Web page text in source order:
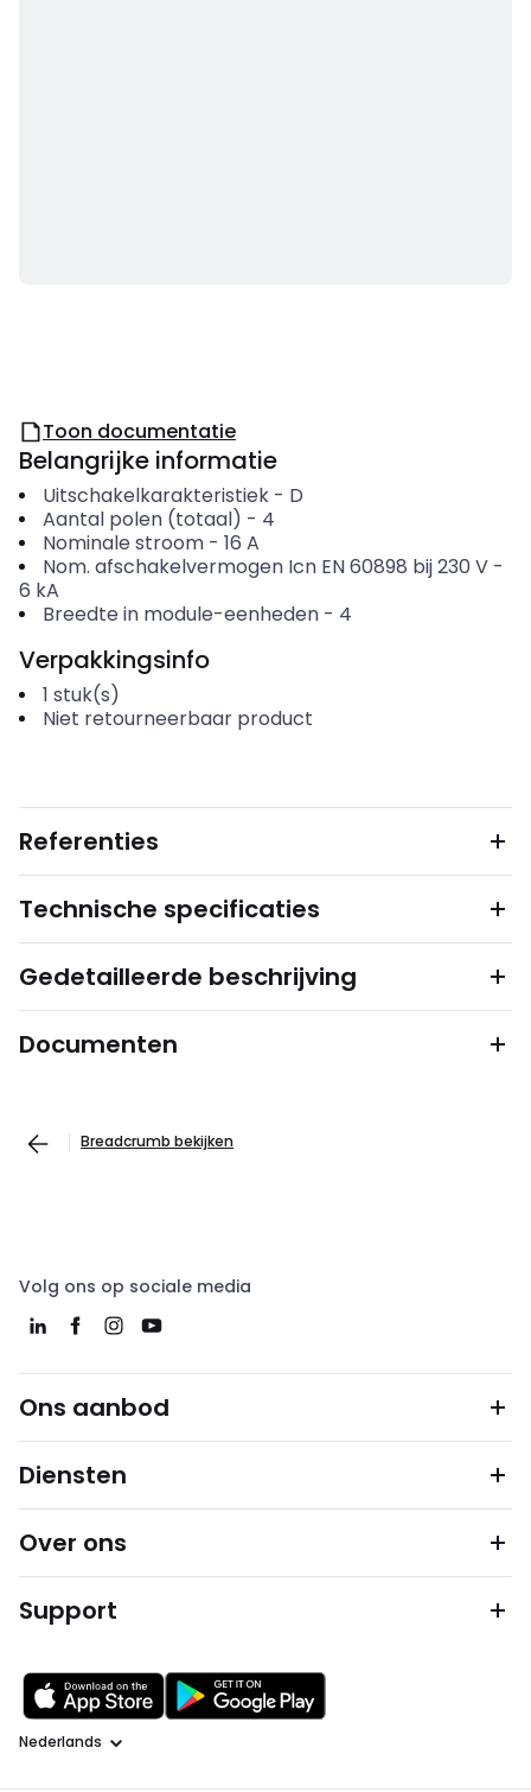
Toon documentatie
Belangrijke informatie
Uitschakelkarakteristiek- D
Aantal polen (totaal) - 4
Nominale stroom- 16 A
Nom. afschakelvermogen Icn EN 60898 bij 230 V-
6 kA
Breedte in module-eenheden- 4
Verpakkingsinfo
1 stuk(s)
Niet retourneerbaar product
Referenties
Technische specificaties
Gedetailleerde beschrijving
Documenten
Breadcrumb bekijken
Volg ons op sociale media
Ons aanbod
Diensten
Over ons
Support
Taal